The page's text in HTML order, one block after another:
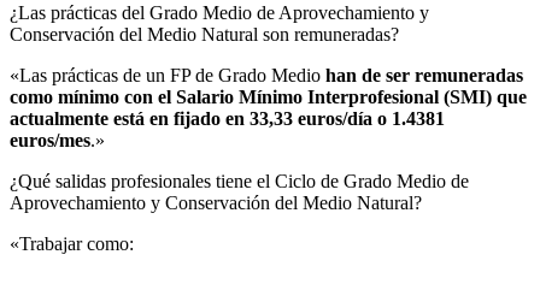
¿Las prácticas del Grado Medio de Aprovechamiento y
Conservación del Medio Natural son remuneradas?​
«Las prácticas de un FP de Grado Medio han de ser remuneradas
como mínimo con el Salario Mínimo Interprofesional (SMI) que
actualmente está en fijado en 33,33 euros/día o 1.4381
euros/mes.»
¿Qué salidas profesionales tiene el Ciclo de Grado Medio de
Aprovechamiento y Conservación del Medio Natural?​
«Trabajar como: